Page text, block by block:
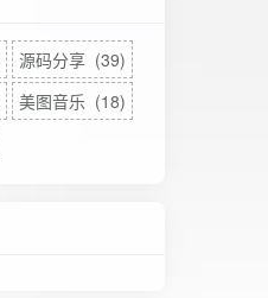
源码分享 (39)
美图音乐 (18)